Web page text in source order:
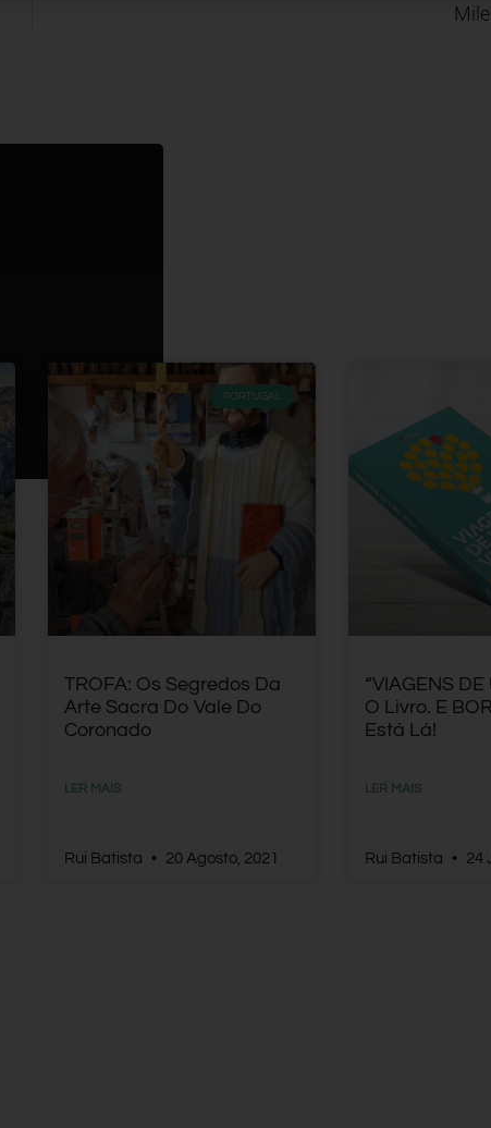
PORTUGAL
TROFA: Os Segredos Da
Arte Sacra Do Vale Do
Coronado
LER MAIS
Rui Batista 20 Agosto, 2021
“VIAGENS DE
O Livro. E
Está Lá!
LER MAIS
Rui Batista 24